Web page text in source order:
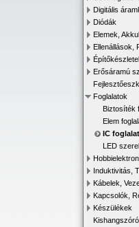
Digitális
Diódák
Elemek,
Ellenállások,
Erősáramú
Foglalatok
Biztosíték
Elem
IC
LED
Induktivitás,
Kábelek,
Kapcsolók,
Készülékek